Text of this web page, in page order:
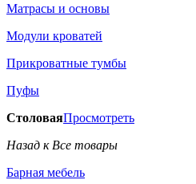
Матрасы и основы
Модули кроватей
Прикроватные тумбы
Пуфы
СтоловаяПросмотреть
Назад к Все товары
Барная мебель